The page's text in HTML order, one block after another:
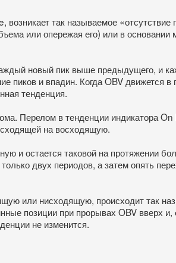
так называемое
или опережая его) или в
новый пик выше предыдущего, и
пиков и впадин. Когда OBV движется
тенденция.
Перелом в тенденции индикатора
на восходящую.
и остается таковой на протяжении
двух периодов, а затем опять
или нисходящую, происходит так
позиции при прорывах OBV вверх и,
не изменится.